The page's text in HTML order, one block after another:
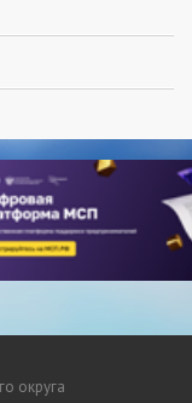
округа